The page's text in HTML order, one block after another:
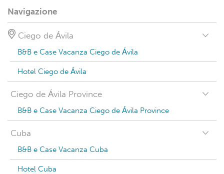
Navigazione
Ciego de Ávila
B&B e Case Vacanza Ciego de Ávila
Hotel Ciego de Ávila
Ciego de Ávila Province
B&B e Case Vacanza Ciego de Ávila Province
Cuba
B&B e Case Vacanza Cuba
Hotel Cuba